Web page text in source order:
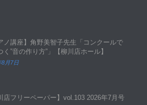
ノ講座】角野美智子先生「コンクールで
く”音の作り方”」【柳川店ホール】
8月7日
店フリーペーパー】vol.103 2026年7月号